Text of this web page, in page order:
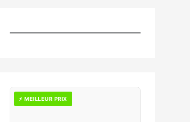
⚡ MEILLEUR PRIX